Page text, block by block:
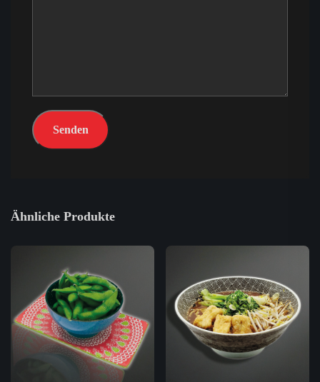
Ähnliche Produkte